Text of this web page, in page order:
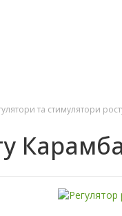
та стимулятори